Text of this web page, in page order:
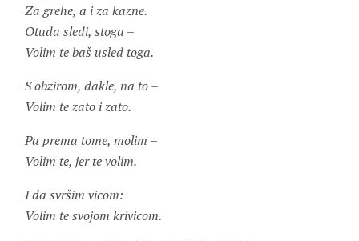
Za grehe, a i za kazne.
Otuda sledi, stoga –
Volim te baš usled toga.
S obzirom, dakle, na to –
Volim te zato i zato.
Pa prema tome, molim –
Volim te, jer te volim.
I da svršim vicom:
Volim te svojom krivicom.